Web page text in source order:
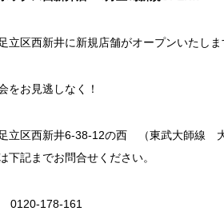
立区西新井に新規店舗がオープンいたしま
をお見逃しなく！
立区西新井6-38-12の西 （東武大師線 大
下記までお問合せください。
178-161